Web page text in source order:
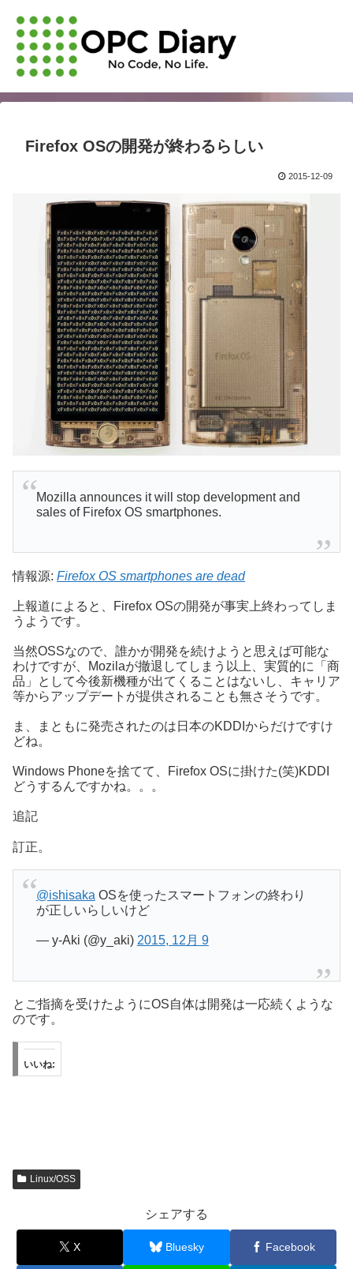
Firefox OSの開発が終わるらしい
2015-12-09
Mozilla announces it will stop development and
sales of Firefox OS smartphones.
情報源: Firefox OS smartphones are dead
上報道によると、Firefox OSの開発が事実上終わってしま
うようです。
当然OSSなので、誰かが開発を続けようと思えば可能な
わけですが、Mozilaが撤退してしまう以上、実質的に「商
品」として今後新機種が出てくることはないし、キャリア
等からアップデートが提供されることも無さそうです。
ま、まともに発売されたのは日本のKDDIからだけですけ
どね。
Windows Phoneを捨てて、Firefox OSに掛けた(笑)KDDI
どうするんですかね。。。
追記
訂正。
@ishisaka OSを使ったスマートフォンの終わり
が正しいらしいけど
— y-Aki (@y_aki) 2015, 12月 9
とご指摘を受けたようにOS自体は開発は一応続くような
のです。
いいね:
Linux/OSS
シェアする
X Bluesky Facebook